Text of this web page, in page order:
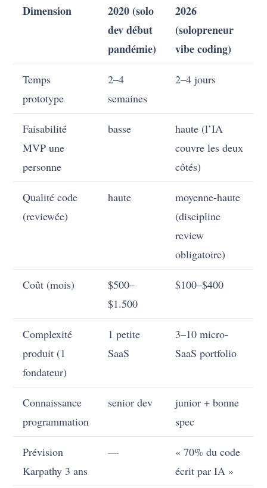
Dimension
2020 (solo
dev début
pandémie)
2026
(solopreneur
vibe coding)
Temps
prototype
2–4
semaines
2–4 jours
Faisabilité
MVP une
personne
basse
haute (l’IA
couvre les deux
côtés)
Qualité code
(reviewée)
haute
moyenne-haute
(discipline
review
obligatoire)
Coût (mois)
$500–
$1.500
$100–$400
Complexité
produit (1
fondateur)
1 petite
SaaS
3–10 micro-
SaaS portfolio
Connaissance
programmation
senior dev
junior + bonne
spec
Prévision
Karpathy 3 ans
—
« 70% du code
écrit par IA »